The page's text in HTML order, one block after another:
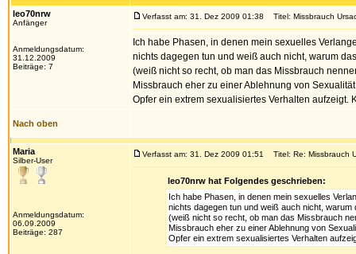
leo70nrw
Anfänger
Anmeldungsdatum:
31.12.2009
Beiträge: 7
Verfasst am: 31. Dez 2009 01:38 Titel: Missbrauch
Ich habe Phasen, in denen mein sexuelles
nichts dagegen tun und weiß auch nicht, warum
(weiß nicht so recht, ob man das Missbrauch
Missbrauch eher zu einer Ablehnung von
Opfer ein extrem sexualisiertes Verhalten aufzeigt.
Nach oben
Maria
Silber-User
Anmeldungsdatum:
06.09.2009
Beiträge: 287
Verfasst am: 31. Dez 2009 01:51 Titel: Re: Missbrauch
leo70nrw hat Folgendes geschrieben:
Ich habe Phasen, in denen mein sexuelles
nichts dagegen tun und weiß auch nicht,
(weiß nicht so recht, ob man das Missbrauch
Missbrauch eher zu einer Ablehnung von
Opfer ein extrem sexualisiertes Verhalten